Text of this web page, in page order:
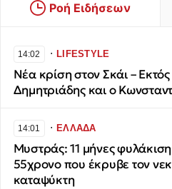
Ροή Ειδήσεων
14:02 ∙LIFESTYLE
Νέα κρίση στον Σκάι –
Δημητριάδης και ο
14:01 ∙ΕΛΛΑΔΑ
Μυστράς: 11 μήνες
55χρονο που έκρυβε τον
καταψύκτη